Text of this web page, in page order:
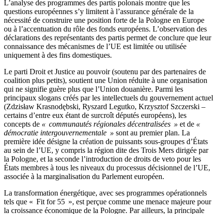
L’analyse des programmes des partis polonais montre que les
questions européennes s’y limitent à l’assurance générale de la
nécessité de construire une position forte de la Pologne en Europe
ou à l’accentuation du rôle des fonds européens. L’observation des
déclarations des représentants des partis permet de conclure que leur
connaissance des mécanismes de l’UE est limitée ou utilisée
uniquement à des fins domestiques.
Le parti Droit et Justice au pouvoir (soutenu par des partenaires de
coalition plus petits), soutient une Union réduite à une organisation
qui ne signifie guère plus que l’Union douanière. Parmi les
principaux slogans créés par les intellectuels du gouvernement actuel
(Zdzisław Krasnodębski, Ryszard Legutko, Krzysztof Szczerski –
certains d’entre eux étant de surcroît députés européens), les
concepts de « communautés régionales décentralisées » et de «
démocratie intergouvernementale » sont au premier plan. La
première idée désigne la création de puissants sous-groupes d’États
au sein de l’UE, y compris la région dite des Trois Mers dirigée par
la Pologne, et la seconde l’introduction de droits de veto pour les
États membres à tous les niveaux du processus décisionnel de l’UE,
associée à la marginalisation du Parlement européen.
La transformation énergétique, avec ses programmes opérationnels
tels que « Fit for 55 », est perçue comme une menace majeure pour
la croissance économique de la Pologne. Par ailleurs, la principale